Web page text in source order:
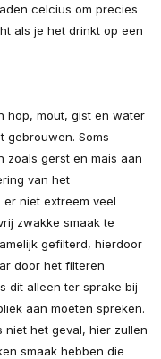
celcius om precies
als je het drinkt op een
hop, mout, gist en water
gebrouwen. Soms
zoals gerst en mais aan
van het
niet extreem veel
zwakke smaak te
gefilterd, hierdoor
door het filteren
dit alleen ter sprake bij
aan moeten spreken.
niet het geval, hier zullen
smaak hebben die